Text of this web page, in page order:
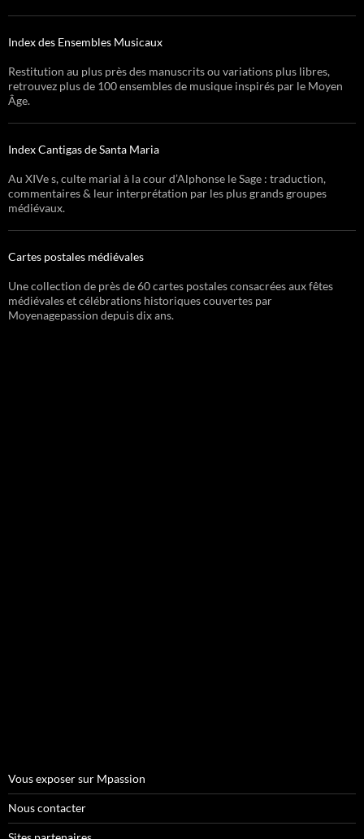
Index des Ensembles Musicaux
Restitution au plus près des manuscrits ou variations plus libres,
retrouvez plus de 100 ensembles de musique inspirés par le Moyen
Âge.
Index Cantigas de Santa Maria
Au XIVe s, culte marial à la cour d’Alphonse le Sage : traduction,
commentaires & leur interprétation par les plus grands groupes
médiévaux.
Cartes postales médiévales
Une collection de près de 60 cartes postales consacrées aux fêtes
médiévales et célébrations historiques couvertes par
Moyenagepassion depuis dix ans.
Vous exposer sur Mpassion
Nous contacter